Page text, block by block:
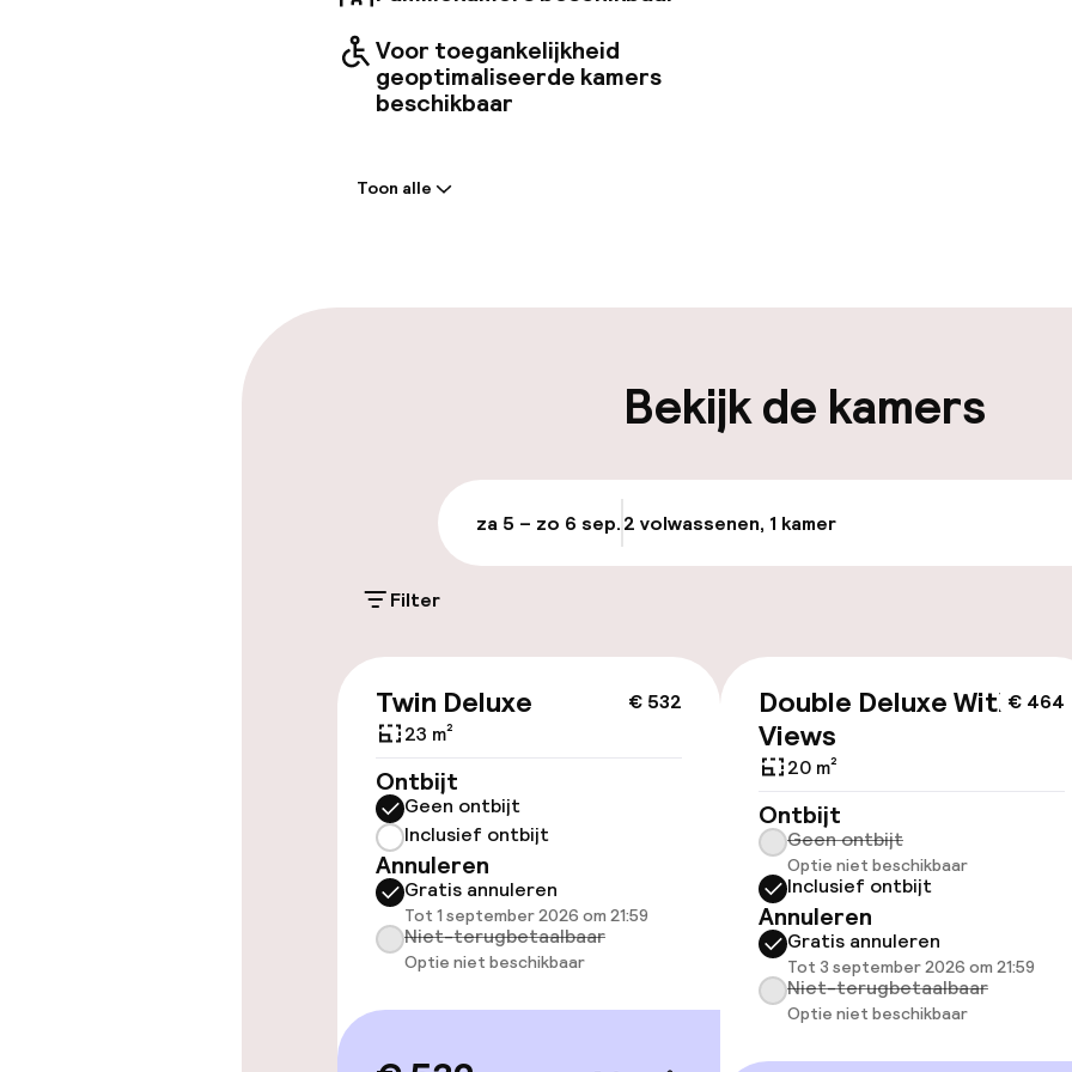
Voor toegankelijkheid
geoptimaliseerde kamers
beschikbaar
Parkeergelegenheid op eigen
Mogelijk extra kosten
Parkeergelegenheid op eigen
terrein (binnen)
€ 32,50 per dag
Openbaar
Toegankelijkheid
Overal rolstoeltoegankelijk
Lift
Kamers
Toon alle
Bekijk de kamers
za 5 – zo 6 sep.2 volwassenen, 1 kamer
Filter
€ 532
Twin Deluxe
23 m²
Ontbijt
Geen ontbijt
Inclusief ontbijt
Annuleren
Gratis annuleren
Tot 1 september 2026 om 21:59
Niet-terugbetaalbaar
Optie niet beschikbaar
€ 464
Double Deluxe With
Views
20 m²
Ontbijt
Geen ontbijt
Optie niet beschikbaar
Inclusief ontbijt
Annuleren
Gratis annuleren
Tot 3 september 2026 om 21:59
Niet-terugbetaalbaar
Optie niet beschikbaar